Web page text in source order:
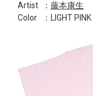
Artist
： 藤本康生
Color
：LIGHT PINK